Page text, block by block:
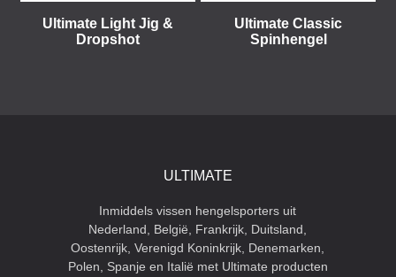
Ultimate Light Jig &
Dropshot
Ultimate Classic
Spinhengel
ULTIMATE
Inmiddels vissen hengelsporters uit
Nederland, België, Frankrijk, Duitsland,
Oostenrijk, Verenigd Koninkrijk, Denemarken,
Polen, Spanje en Italië met Ultimate producten